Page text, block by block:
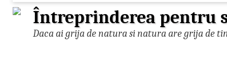
Întreprinderea pentru
Daca ai grija de natura si natura are grija de